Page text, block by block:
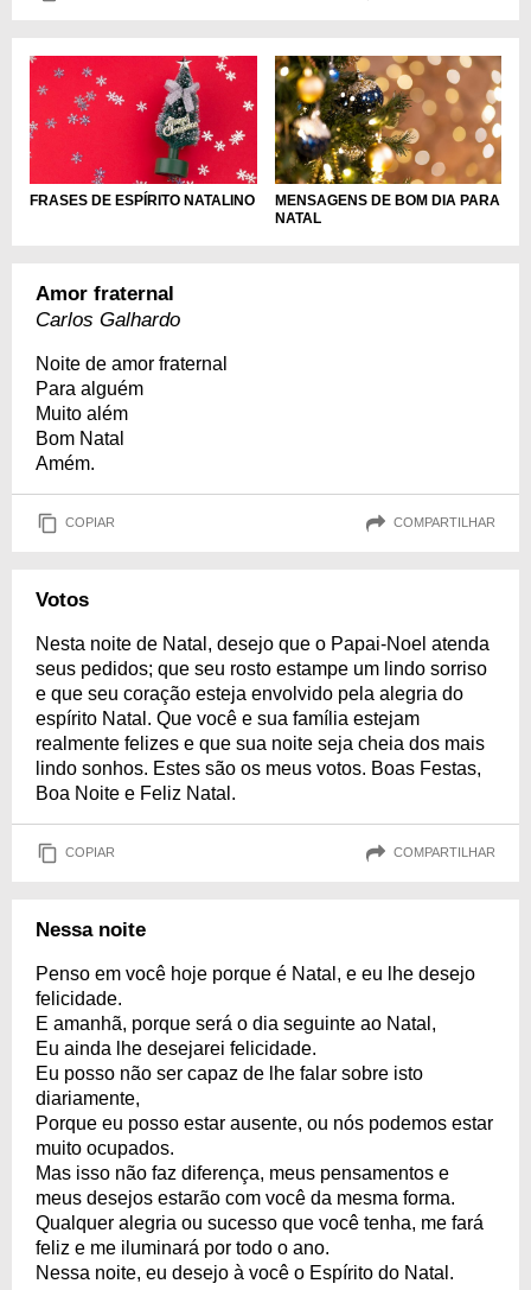
FRASES DE ESPÍRITO NATALINO
MENSAGENS DE BOM DIA PARA
NATAL
Amor fraternal
Carlos Galhardo
Noite de amor fraternal
Para alguém
Muito além
Bom Natal
Amém.
COPIAR COMPARTILHAR
Votos
Nesta noite de Natal, desejo que o Papai-Noel atenda
seus pedidos; que seu rosto estampe um lindo sorriso
e que seu coração esteja envolvido pela alegria do
espírito Natal. Que você e sua família estejam
realmente felizes e que sua noite seja cheia dos mais
lindo sonhos. Estes são os meus votos. Boas Festas,
Boa Noite e Feliz Natal.
COPIAR COMPARTILHAR
Nessa noite
Penso em você hoje porque é Natal, e eu lhe desejo
felicidade.
E amanhã, porque será o dia seguinte ao Natal,
Eu ainda lhe desejarei felicidade.
Eu posso não ser capaz de lhe falar sobre isto
diariamente,
Porque eu posso estar ausente, ou nós podemos estar
muito ocupados.
Mas isso não faz diferença, meus pensamentos e
meus desejos estarão com você da mesma forma.
Qualquer alegria ou sucesso que você tenha, me fará
feliz e me iluminará por todo o ano.
Nessa noite, eu desejo à você o Espírito do Natal.